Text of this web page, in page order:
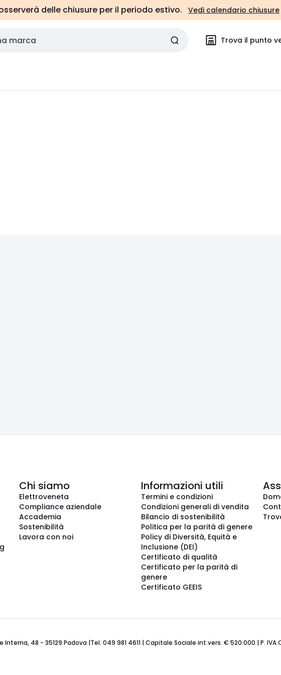
delle chiusure per il periodo estivo. Vedi calendario chiusure
Trova il punto
Chi siamo
Elettroveneta
Compliance aziendale
Accademia
Sostenibilità
Lavora con noi
Informazioni utili
Termini e condizioni
Condizioni generali di vendita
Bilancio di sostenibilità
Politica per la parità di genere
Policy di Diversità, Equità e
Inclusione (DEI)
Certificato di qualità
Certificato per la parità di
genere
Certificato GEEIS
48 - 35129 Padova |Tel. 049 981 4611 | Capitale Sociale int.vers. € 520.000 | P. IVA